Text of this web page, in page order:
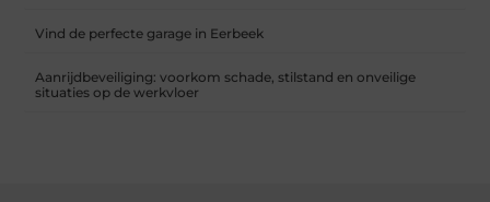
Vind de perfecte garage in Eerbeek
Aanrijdbeveiliging: voorkom schade, stilstand en onveilige
situaties op de werkvloer